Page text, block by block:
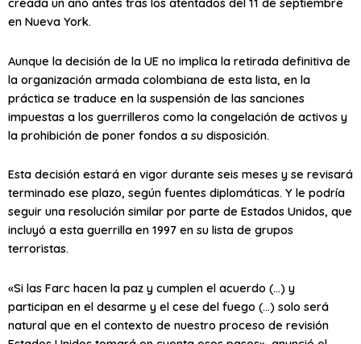
en Nueva York.
Aunque la decisión de la UE no implica la retirada definitiva de
la organización armada colombiana de esta lista, en la
práctica se traduce en la suspensión de las sanciones
impuestas a los guerrilleros como la congelación de activos y
la prohibición de poner fondos a su disposición.
Esta decisión estará en vigor durante seis meses y se revisará
terminado ese plazo, según fuentes diplomáticas. Y le podría
seguir una resolución similar por parte de Estados Unidos, que
incluyó a esta guerrilla en 1997 en su lista de grupos
terroristas.
«Si las Farc hacen la paz y cumplen el acuerdo (…) y
participan en el desarme y el cese del fuego (…) solo será
natural que en el contexto de nuestro proceso de revisión